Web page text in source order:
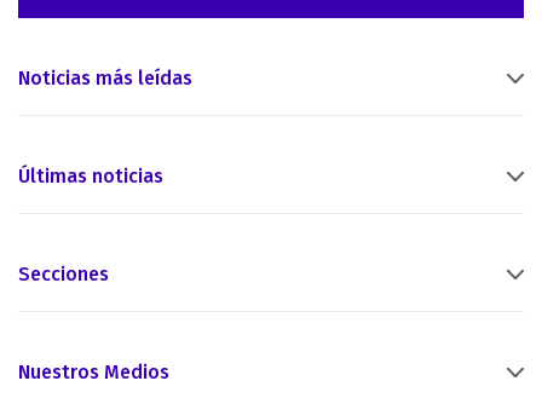
Noticias más leídas
Últimas noticias
Secciones
Nuestros Medios